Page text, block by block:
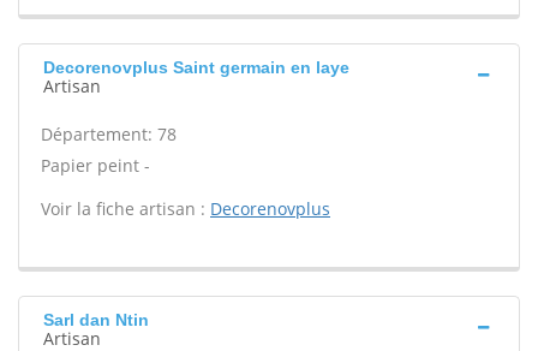
Decorenovplus Saint germain en laye
Artisan
Département: 78
Papier peint -
Voir la fiche artisan : Decorenovplus
Sarl dan Ntin
Artisan